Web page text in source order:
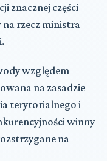
znacznej części
rzecz ministra
względem
na zasadzie
terytorialnego i
winny
na